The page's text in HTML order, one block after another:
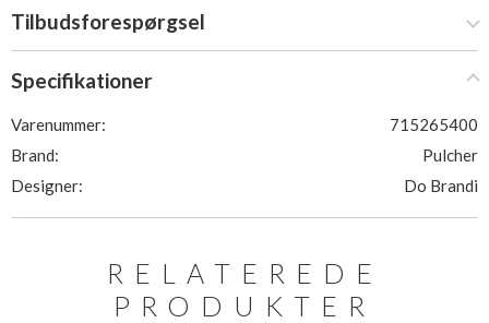
Tilbudsforespørgsel
Specifikationer
Varenummer:
715265400
Brand:
Pulcher
Designer:
Do Brandi
RELATEREDE
PRODUKTER